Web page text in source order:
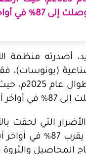
في أواخر سبتمبر.
منظمة
(يونوسات)،
سبتمبر.
نيسان/أبريل،
المحاصيل والثروة